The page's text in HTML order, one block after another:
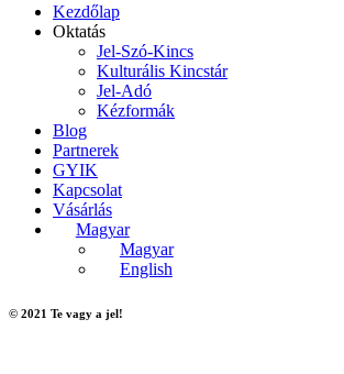
Kezdőlap
Oktatás
Jel-Szó-Kincs
Kulturális Kincstár
Jel-Adó
Kézformák
Blog
Partnerek
GYIK
Kapcsolat
Vásárlás
Magyar
Magyar
English
© 2021 Te vagy a jel!